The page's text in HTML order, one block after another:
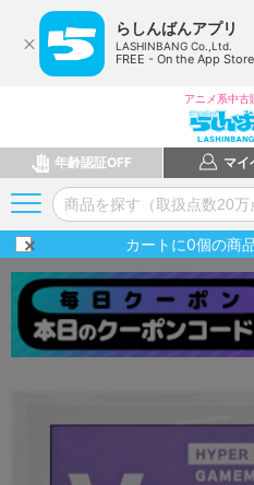
らしんばんアプリ
LASHINBANG Co.,Ltd.
FREE - On the App Store
アニメ系中古
年齢認証OFF マイ
カートに0個の商